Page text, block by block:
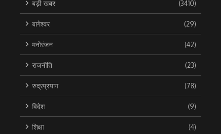
बड़ी खबर (3410)
बागेश्वर (29)
मनोरंजन (42)
राजनीति (23)
रुद्रप्रयाग (78)
विदेश (9)
शिक्षा (4)